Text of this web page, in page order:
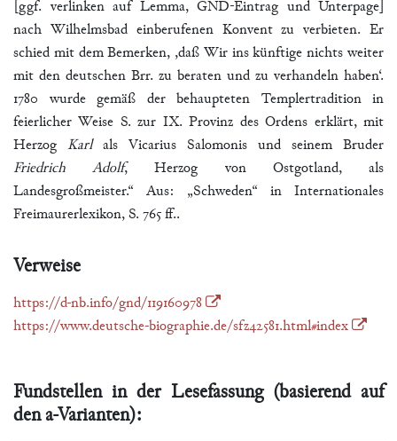
[ggf. verlinken auf Lemma, GND-Eintrag und Unterpage]
nach Wilhelmsbad einberufenen Konvent zu verbieten. Er
schied mit dem Bemerken, ,daß Wir ins künftige nichts weiter
mit den deutschen Brr. zu beraten und zu verhandeln haben‘.
1780 wurde gemäß der behaupteten Templertradition in
feierlicher Weise S. zur IX. Provinz des Ordens erklärt, mit
Herzog Karlals Vicarius Salomonis und seinem Bruder
Friedrich Adolf, Herzog von Ostgotland, als
Landesgroßmeister.“ Aus: „Schweden“ in Internationales
Freimaurerlexikon, S. 765 ff..
Verweise
https://d-nb.info/gnd/119160978
https://www.deutsche-biographie.de/sfz42581.html#index
Fundstellen in der Lesefassung (basierend auf
den a-Varianten):